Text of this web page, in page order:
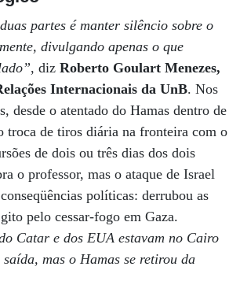
partes é manter silêncio sobre o
divulgando apenas o que
, diz Roberto Goulart Menezes,
Internacionais da UnB. Nos
desde o atentado do Hamas dentro de
troca de tiros diária na fronteira com o
de dois ou três dias dos dois
o professor, mas o ataque de Israel
políticas: derrubou as
pelo cessar-fogo em Gaza.
Catar e dos EUA estavam no Cairo
saída, mas o Hamas se retirou da